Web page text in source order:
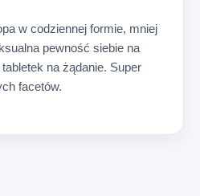
w codziennej formie, mniej
pewność siebie na
na żądanie. Super
facetów.